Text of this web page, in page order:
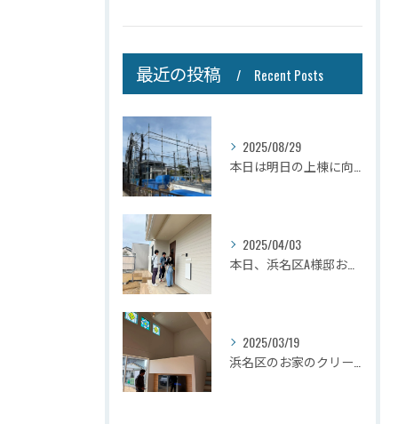
最近の投稿 Recent Posts
2025/08/29
2025/04/03
2025/03/19